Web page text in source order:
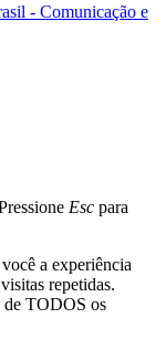
- Comunicação e
Esc para
a experiência
repetidas.
de TODOS os